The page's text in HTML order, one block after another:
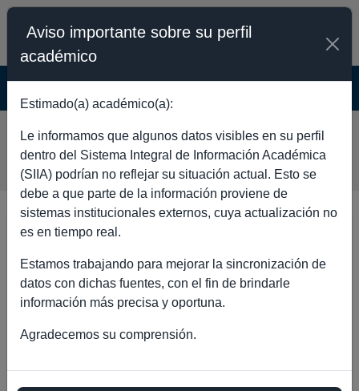
ACADÉMICA - PÚBLICO
JOSE DE JESUS HERNANDEZ
FLORES
DATOS GENERALES
Aviso importante sobre su perfil
académico
Estimado(a) académico(a):
Le informamos que algunos datos visibles en su perfil
dentro del Sistema Integral de Información Académica
(SIIA) podrían no reflejar su situación actual. Esto se
debe a que parte de la información proviene de
sistemas institucionales externos, cuya actualización no
es en tiempo real.
Estamos trabajando para mejorar la sincronización de
datos con dichas fuentes, con el fin de brindarle
información más precisa y oportuna.
Agradecemos su comprensión.